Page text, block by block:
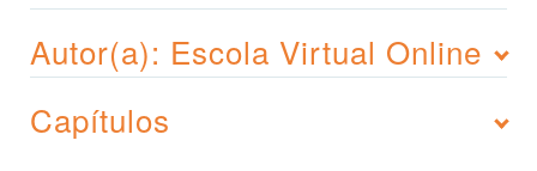
Autor(a): Escola Virtual Online
Capítulos